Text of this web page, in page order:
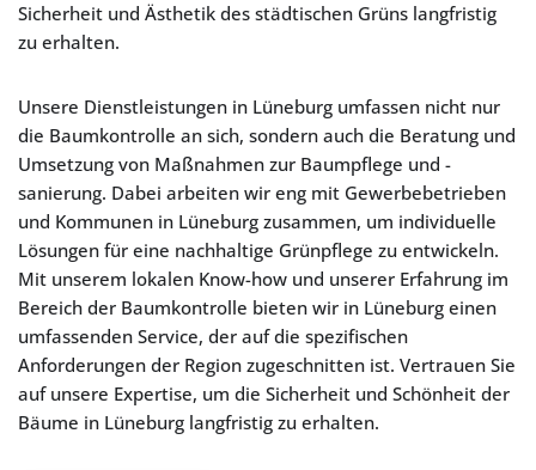
Sicherheit und Ästhetik des städtischen Grüns langfristig
zu erhalten.
Unsere Dienstleistungen in Lüneburg umfassen nicht nur
die Baumkontrolle an sich, sondern auch die Beratung und
Umsetzung von Maßnahmen zur Baumpflege und -
sanierung. Dabei arbeiten wir eng mit Gewerbebetrieben
und Kommunen in Lüneburg zusammen, um individuelle
Lösungen für eine nachhaltige Grünpflege zu entwickeln.
Mit unserem lokalen Know-how und unserer Erfahrung im
Bereich der Baumkontrolle bieten wir in Lüneburg einen
umfassenden Service, der auf die spezifischen
Anforderungen der Region zugeschnitten ist. Vertrauen Sie
auf unsere Expertise, um die Sicherheit und Schönheit der
Bäume in Lüneburg langfristig zu erhalten.